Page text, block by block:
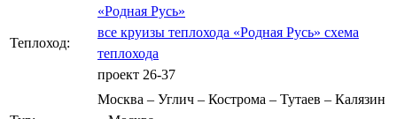
Теплоход:
«Родная Русь»
все круизы теплохода «Родная Русь» схема
теплохода
проект 26-37
Москва – Углич – Кострома – Тутаев – Калязин